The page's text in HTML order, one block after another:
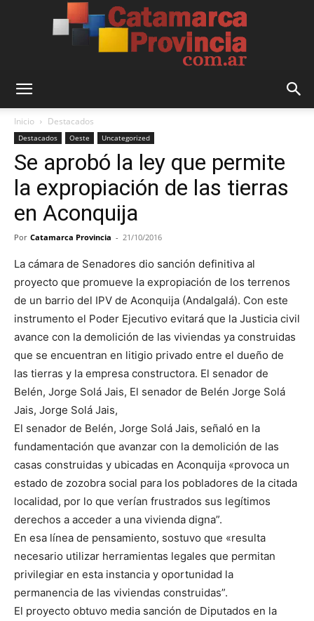
Provincia
Inicio Destacados
Destacados Oeste Uncategorized
Se aprobó la ley que permite
la expropiación de las tierras
en Aconquija
Por Catamarca Provincia - 21/10/2016
La cámara de Senadores dio sanción definitiva al
proyecto que promueve la expropiación de los terrenos
de un barrio del IPV de Aconquija (Andalgalá). Con este
instrumento el Poder Ejecutivo evitará que la Justicia civil
avance con la demolición de las viviendas ya construidas
que se encuentran en litigio privado entre el dueño de
las tierras y la empresa constructora. El senador de
Belén, Jorge Solá Jais, El senador de Belén Jorge Solá
Jais, Jorge Solá Jais,
El senador de Belén, Jorge Solá Jais, señaló en la
fundamentación que avanzar con la demolición de las
casas construidas y ubicadas en Aconquija «provoca un
estado de zozobra social para los pobladores de la citada
localidad, por lo que verían frustrados sus legítimos
derechos a acceder a una vivienda digna”.
En esa línea de pensamiento, sostuvo que «resulta
necesario utilizar herramientas legales que permitan
privilegiar en esta instancia y oportunidad la
permanencia de las viviendas construidas”.
El proyecto obtuvo media sanción de Diputados en la